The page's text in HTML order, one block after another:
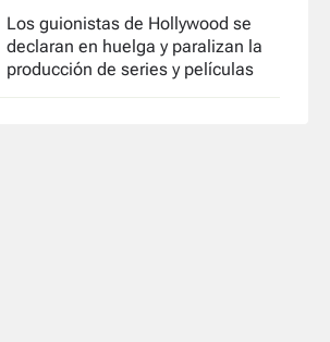
Los guionistas de Hollywood se
declaran en huelga y paralizan la
producción de series y películas